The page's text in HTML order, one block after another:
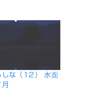
しな（12） 水面